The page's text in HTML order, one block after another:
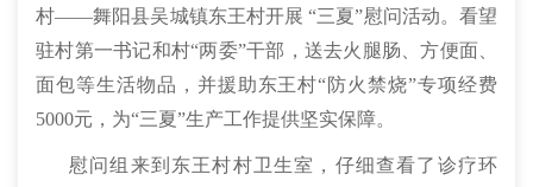
村——舞阳县吴城镇东王村开展 “三夏”慰问活动。看望
驻村第一书记和村“两委”干部，送去火腿肠、方便面、
面包等生活物品，并援助东王村“防火禁烧”专项经费
5000元，为“三夏”生产工作提供坚实保障。
慰问组来到东王村村卫生室，仔细查看了诊疗环